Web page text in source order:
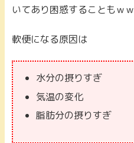
いてあり困惑することもｗｗ
軟便になる原因は
水分の摂りすぎ
気温の変化
脂肪分の摂りすぎ